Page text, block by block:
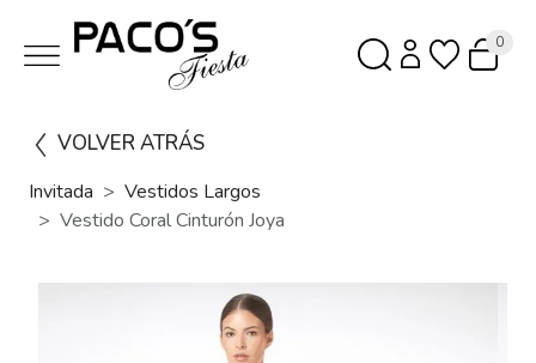
0
VOLVER ATRÁS
Invitada
Vestidos Largos
Vestido Coral Cinturón Joya